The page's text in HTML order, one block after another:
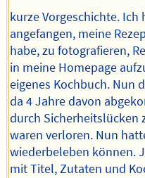
Autors
kurze Vorgeschichte. Ich
angefangen, meine
habe, zu fotografieren,
in meine Homepage
eigenes Kochbuch. Nun
da 4 Jahre davon
durch Sicherheitslücken
waren verloren. Nun
wiederbeleben können.
mit Titel, Zutaten und